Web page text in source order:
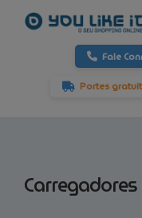
Fale
Portes